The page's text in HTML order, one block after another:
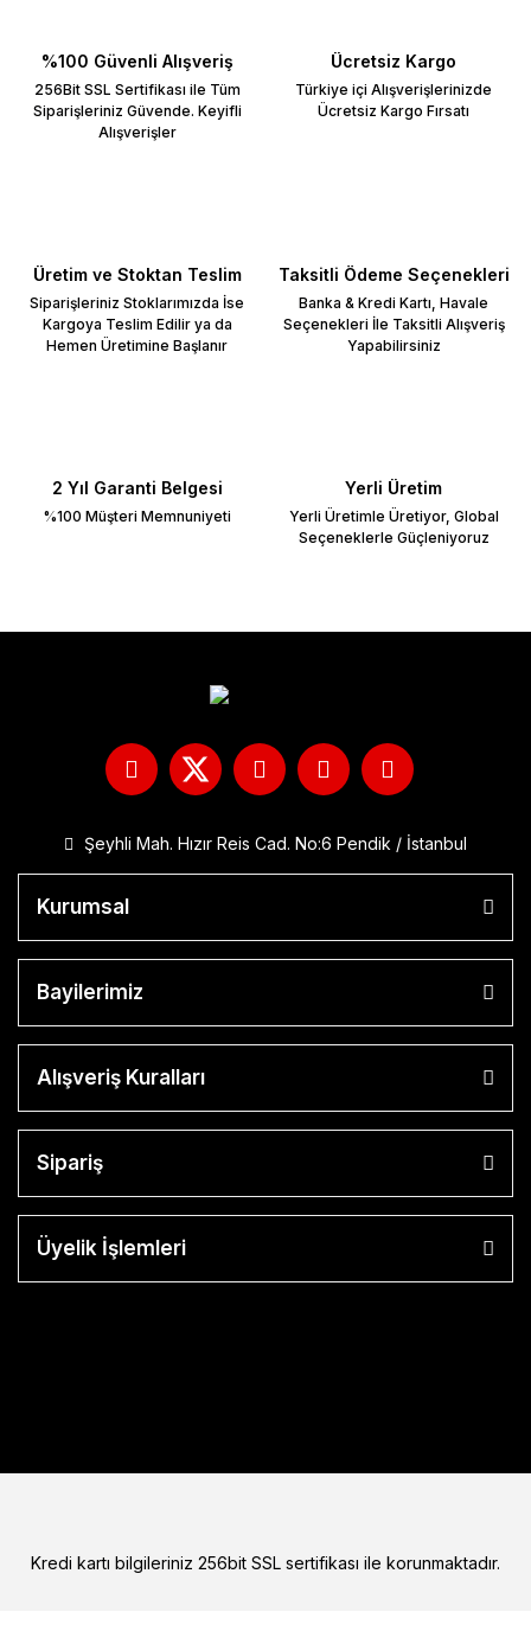
%100 Güvenli Alışveriş
256Bit SSL Sertifikası ile Tüm
Siparişleriniz Güvende. Keyifli
Alışverişler
Ücretsiz Kargo
Türkiye içi Alışverişlerinizde
Ücretsiz Kargo Fırsatı
Üretim ve Stoktan Teslim
Siparişleriniz Stoklarımızda İse
Kargoya Teslim Edilir ya da
Hemen Üretimine Başlanır
Taksitli Ödeme Seçenekleri
Banka & Kredi Kartı, Havale
Seçenekleri İle Taksitli Alışveriş
Yapabilirsiniz
2 Yıl Garanti Belgesi
%100 Müşteri Memnuniyeti
Yerli Üretim
Yerli Üretimle Üretiyor, Global
Seçeneklerle Güçleniyoruz
Şeyhli Mah. Hızır Reis Cad. No:6 Pendik / İstanbul
Kurumsal
Bayilerimiz
Alışveriş Kuralları
Sipariş
Üyelik İşlemleri
Kredi kartı bilgileriniz 256bit SSL sertifikası ile korunmaktadır.